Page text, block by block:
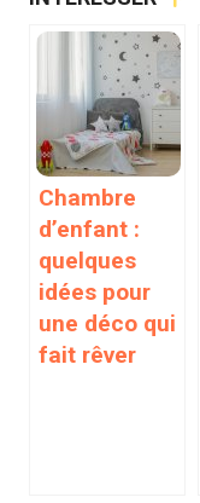
Chambre
d’enfant :
quelques
idées pour
une déco qui
fait rêver